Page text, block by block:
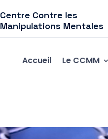
Centre Contre les
Manipulations Mentales
Accueil Le CCMM